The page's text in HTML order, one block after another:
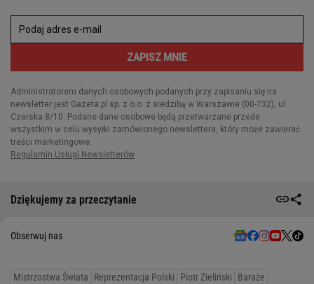
Dziękujemy za przeczytanie
Obserwuj nas
Mistrzostwa Świata Reprezentacja Polski Piotr Zieliński
Baraże